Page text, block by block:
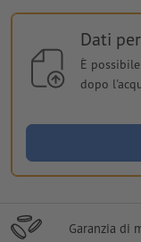
Dati
È
dopo
Garanzia di